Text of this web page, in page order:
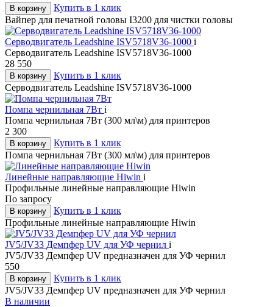
В корзину
Купить в 1 клик
Вайпер для печатной головы I3200 для чистки головы
Серводвигатель Leadshine ISV5718V36-1000 i
Серводвигатель Leadshine ISV5718V36-1000
28 550
В корзину
Купить в 1 клик
Серводвигатель Leadshine ISV5718V36-1000
Помпа чернильная 7Вт i
Помпа чернильная 7Вт (300 мл\м) для принтеров
2 300
В корзину
Купить в 1 клик
Помпа чернильная 7Вт (300 мл\м) для принтеров
Линейные направляющие Hiwin i
Профильные линейные направляющие Hiwin
По запросу
В корзину
Купить в 1 клик
Профильные линейные направляющие Hiwin
JV5/JV33 Демпфер UV для УФ чернил i
JV5/JV33 Демпфер UV предназначен для УФ чернил
550
В корзину
Купить в 1 клик
JV5/JV33 Демпфер UV предназначен для УФ чернил
В наличии